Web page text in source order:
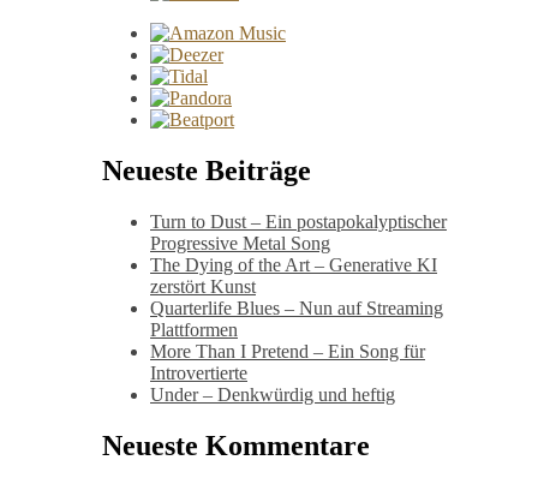
Neueste Beiträge
Turn to Dust – Ein postapokalyptischer
Progressive Metal Song
The Dying of the Art – Generative KI
zerstört Kunst
Quarterlife Blues – Nun auf Streaming
Plattformen
More Than I Pretend – Ein Song für
Introvertierte
Under – Denkwürdig und heftig
Neueste Kommentare